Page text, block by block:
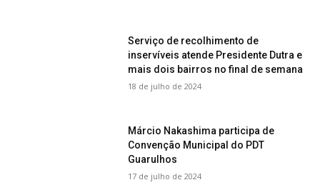
Serviço de recolhimento de
inservíveis atende Presidente Dutra e
mais dois bairros no final de semana
18 de julho de 2024
Márcio Nakashima participa de
Convenção Municipal do PDT
Guarulhos
17 de julho de 2024